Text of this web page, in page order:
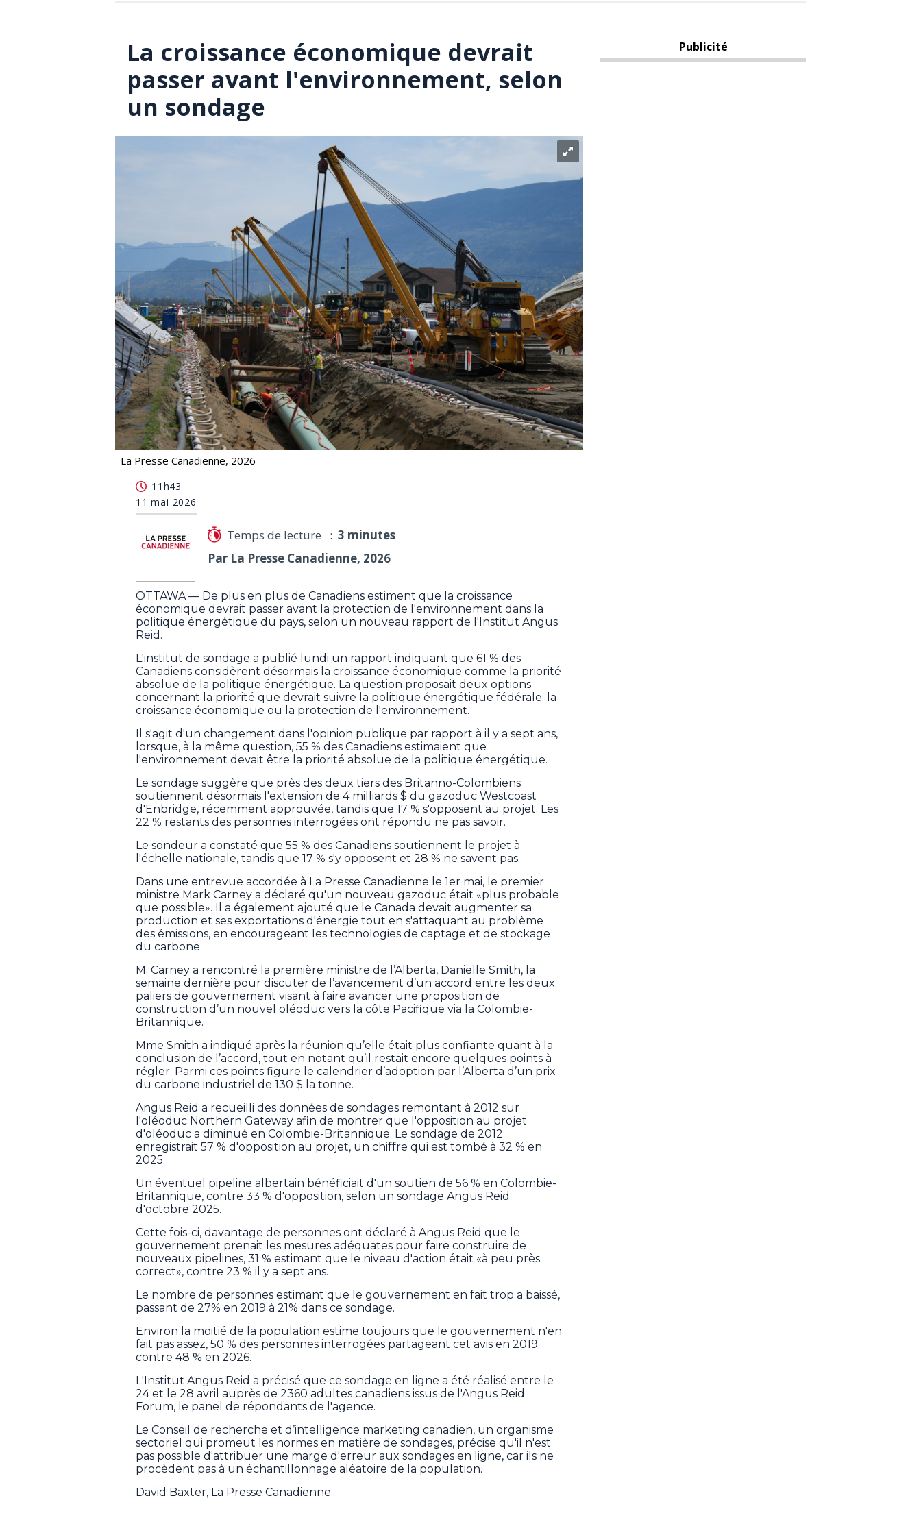
La croissance économique devrait
passer avant l'environnement, selon
un sondage
La Presse Canadienne, 2026
11h43
11 mai 2026
Temps de lecture : 3 minutes
Par La Presse Canadienne, 2026
OTTAWA — De plus en plus de Canadiens estiment que la croissance
économique devrait passer avant la protection de l'environnement dans la
politique énergétique du pays, selon un nouveau rapport de l'Institut Angus
Reid.
L'institut de sondage a publié lundi un rapport indiquant que 61 % des
Canadiens considèrent désormais la croissance économique comme la priorité
absolue de la politique énergétique. La question proposait deux options
concernant la priorité que devrait suivre la politique énergétique fédérale: la
croissance économique ou la protection de l'environnement.
Il s'agit d'un changement dans l'opinion publique par rapport à il y a sept ans,
lorsque, à la même question, 55 % des Canadiens estimaient que
l'environnement devait être la priorité absolue de la politique énergétique.
Le sondage suggère que près des deux tiers des Britanno-Colombiens
soutiennent désormais l'extension de 4 milliards $ du gazoduc Westcoast
d'Enbridge, récemment approuvée, tandis que 17 % s'opposent au projet. Les
22 % restants des personnes interrogées ont répondu ne pas savoir.
Le sondeur a constaté que 55 % des Canadiens soutiennent le projet à
l'échelle nationale, tandis que 17 % s'y opposent et 28 % ne savent pas.
Dans une entrevue accordée à La Presse Canadienne le 1er mai, le premier
ministre Mark Carney a déclaré qu'un nouveau gazoduc était «plus probable
que possible». Il a également ajouté que le Canada devait augmenter sa
production et ses exportations d'énergie tout en s'attaquant au problème
des émissions, en encourageant les technologies de captage et de stockage
du carbone.
M. Carney a rencontré la première ministre de l’Alberta, Danielle Smith, la
semaine dernière pour discuter de l’avancement d’un accord entre les deux
paliers de gouvernement visant à faire avancer une proposition de
construction d’un nouvel oléoduc vers la côte Pacifique via la Colombie-
Britannique.
Mme Smith a indiqué après la réunion qu’elle était plus confiante quant à la
conclusion de l’accord, tout en notant qu’il restait encore quelques points à
régler. Parmi ces points figure le calendrier d’adoption par l’Alberta d’un prix
du carbone industriel de 130 $ la tonne.
Angus Reid a recueilli des données de sondages remontant à 2012 sur
l'oléoduc Northern Gateway afin de montrer que l'opposition au projet
d'oléoduc a diminué en Colombie-Britannique. Le sondage de 2012
enregistrait 57 % d'opposition au projet, un chiffre qui est tombé à 32 % en
2025.
Un éventuel pipeline albertain bénéficiait d'un soutien de 56 % en Colombie-
Britannique, contre 33 % d'opposition, selon un sondage Angus Reid
d'octobre 2025.
Cette fois-ci, davantage de personnes ont déclaré à Angus Reid que le
gouvernement prenait les mesures adéquates pour faire construire de
nouveaux pipelines, 31 % estimant que le niveau d'action était «à peu près
correct», contre 23 % il y a sept ans.
Le nombre de personnes estimant que le gouvernement en fait trop a baissé,
passant de 27% en 2019 à 21% dans ce sondage.
Environ la moitié de la population estime toujours que le gouvernement n'en
fait pas assez, 50 % des personnes interrogées partageant cet avis en 2019
contre 48 % en 2026.
L'Institut Angus Reid a précisé que ce sondage en ligne a été réalisé entre le
24 et le 28 avril auprès de 2360 adultes canadiens issus de l'Angus Reid
Forum, le panel de répondants de l'agence.
Le Conseil de recherche et d’intelligence marketing canadien, un organisme
sectoriel qui promeut les normes en matière de sondages, précise qu'il n'est
pas possible d'attribuer une marge d'erreur aux sondages en ligne, car ils ne
procèdent pas à un échantillonnage aléatoire de la population.
David Baxter, La Presse Canadienne
Publicité